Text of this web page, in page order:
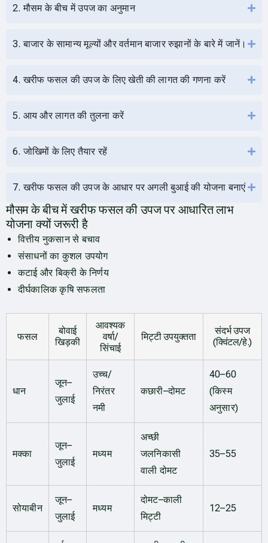
2. मौसम के बीच में उपज का अनुमान
3. बाजार के सामान्य मूल्यों और वर्तमान बाजार रुझानों के बारे में जानें।
4. खरीफ फसल की उपज के लिए खेती की लागत की गणना करें
5. आय और लागत की तुलना करें
6. जोखिमों के लिए तैयार रहें
7. खरीफ फसल की उपज के आधार पर अगली बुआई की योजना बनाएं
मौसम के बीच में खरीफ फसल की उपज पर आधारित लाभ
योजना क्यों जरूरी है
वित्तीय नुकसान से बचाव
संसाधनों का कुशल उपयोग
कटाई और बिक्री के निर्णय
दीर्घकालिक कृषि सफलता
फसल
बोवाई
खिड़की
आवश्यक
वर्षा/
सिंचाई
मिट्टी उपयुक्तता
संदर्भ उपज
(क्विंटल/हे.)
धान
जून–
जुलाई
उच्च/
निरंतर
नमी
कछारी–दोमट
40–60
(किस्म
अनुसार)
मक्का
जून–
जुलाई
मध्यम
अच्छी
जलनिकासी
वाली दोमट
35–55
सोयाबीन
जून–
जुलाई
मध्यम
दोमट–काली
मिट्टी
12–25